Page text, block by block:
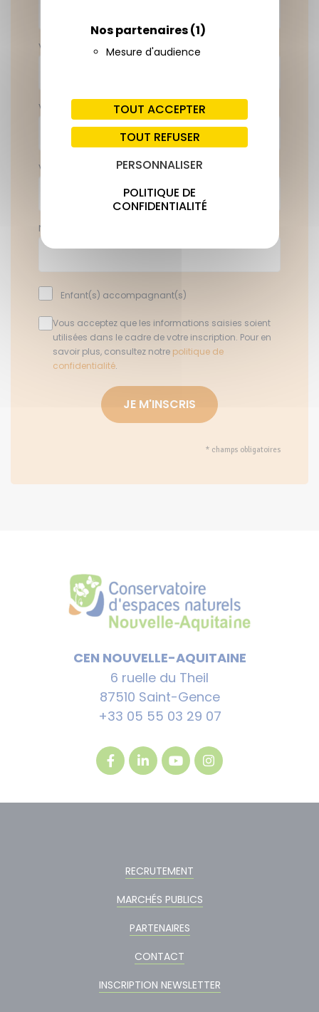
Nos partenaires(1)
Mesure d'audience
TOUT ACCEPTER
TOUT REFUSER
PERSONNALISER
POLITIQUE DE
CONFIDENTIALITÉ
Votre prénom*
Votre email*
Votre téléphone*
Nombre de personnes*
Enfant(s) accompagnant(s)
Vous acceptez que les informations saisies soient
utilisées dans le cadre de votre inscription. Pour en
savoir plus, consultez notre politique de
confidentialité.
* champs obligatoires
CEN NOUVELLE-AQUITAINE
6 ruelle du Theil
87510 Saint-Gence
+33 05 55 03 29 07
RECRUTEMENT
MARCHÉS PUBLICS
PARTENAIRES
CONTACT
INSCRIPTION NEWSLETTER